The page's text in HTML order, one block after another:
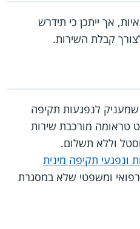
אך ייתכן כי תידרש
קבלת השירות.
שמעניק לנפגעות תקיפה
טראומה מורכבת שירות
וללא תשלום.
ונפגעי תקיפה מינית
ומשפטי שלא במסגרת